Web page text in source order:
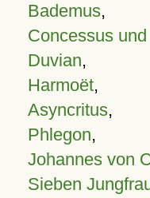
Bademus,
Concessus
Duvian,
Harmoët,
Asyncritus,
Phlegon,
Johannes von
Sieben